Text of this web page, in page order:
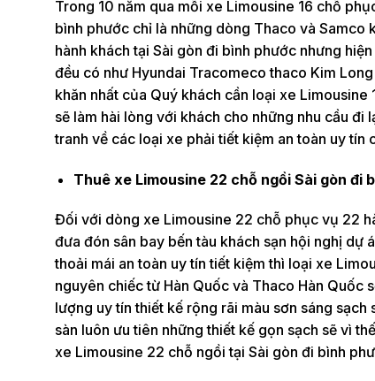
Trong 10 năm qua mỗi xe Limousine 16 chỗ
bình phước chỉ là những dòng Thaco và Samco
hành khách tại Sài gòn đi bình phước nhưng
đều có như Hyundai Tracomeco thaco Kim
khăn nhất của Quý khách cần loại xe
sẽ làm hài lòng với khách cho những nhu cầu
tranh về các loại xe phải tiết kiệm an toàn uy tín
Thuê xe Limousine 22 chỗ ngồi Sài gòn đi
Đối với dòng xe Limousine 22 chỗ phục vụ 22
đưa đón sân bay bến tàu khách sạn hội nghị dự
thoải mái an toàn uy tín tiết kiệm thì loại xe
nguyên chiếc từ Hàn Quốc và Thaco Hàn Quốc
lượng uy tín thiết kế rộng rãi màu sơn sáng
sàn luôn ưu tiên những thiết kế gọn sạch sẽ vì
xe Limousine 22 chỗ ngồi tại Sài gòn đi bình